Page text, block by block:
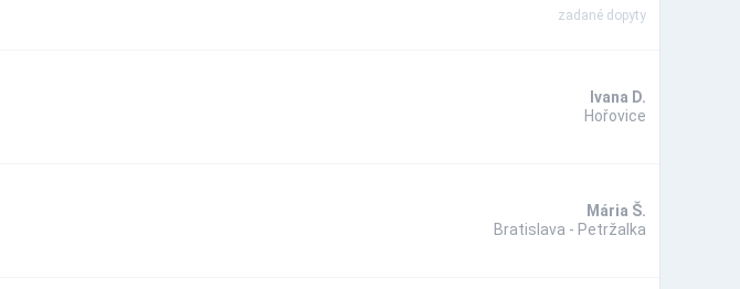
zadané dopyty
Ivana D.
Hořovice
Mária Š.
Bratislava - Petržalka